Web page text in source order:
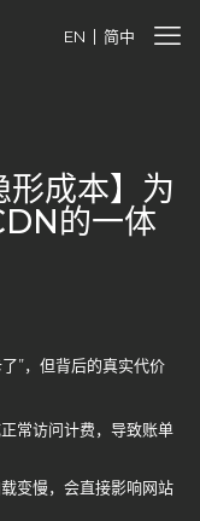
EN 简中
形成本】为
的一体
”，但背后的真实代价
常访问计费，导致账单
变慢，会直接影响网站